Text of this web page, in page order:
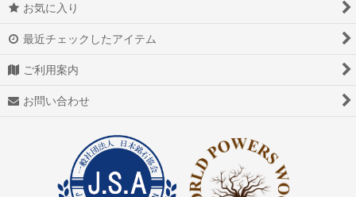
アゼツライト
アフガナイト
お気に入り
最近チェックしたアイテム
ご利用案内
お問い合わせ